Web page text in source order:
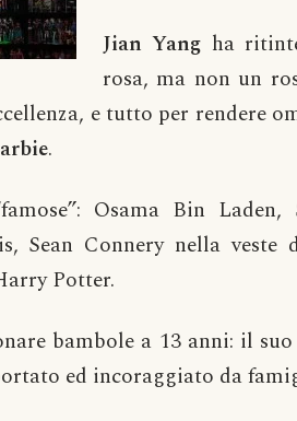
Jian Yang ha
rosa, ma non un
e tutto per rendere
.
Osama Bin Laden,
Sean Connery nella veste
Potter.
bambole a 13 anni: il
ed incoraggiato da